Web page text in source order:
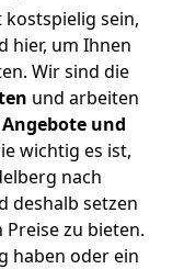
sein,
hier, um Ihnen
Wir sind die
und arbeiten
und
wichtig es ist,
nach
deshalb setzen
zu bieten.
haben oder ein